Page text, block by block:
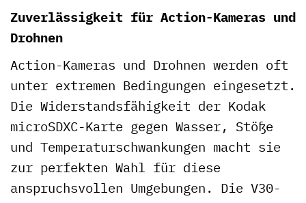
Zuverlässigkeit für Action-Kameras und
Drohnen
Action-Kameras und Drohnen werden oft
unter extremen Bedingungen eingesetzt.
Die Widerstandsfähigkeit der Kodak
microSDXC-Karte gegen Wasser, Stöße
und Temperaturschwankungen macht sie
zur perfekten Wahl für diese
anspruchsvollen Umgebungen. Die V30-